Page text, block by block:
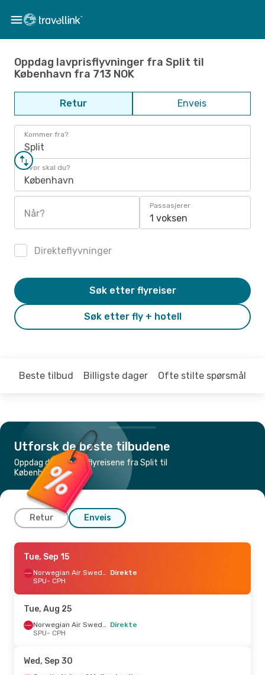
Oppdag lavprisflyvninger fra Split til
København fra 713 NOK
Retur Enveis
Kommer fra?
Split
Hvor skal du?
København
Når?
Passasjerer
1 voksen
Direkteflyvninger
Søk etter fly + hotell
Søk etter flyreiser
Beste tilbud Billigste dager Ofte stilte spørsmål
Utforsk de beste tilbudene
Oppdag de billigste flyreisene fra Split til
København
Retur Enveis
Thu, Sep 10
Norwegian Air Sweden
Direkte
Norwegian Air Sweden
Direkte
CPH - SPU
Direkte
Tue, Sep 15
Norwegian Air Sweden Direkte
SPU- CPH
Tue, Aug 25
Norwegian Air Sweden Direkte
SPU- CPH
Wed, Sep 30